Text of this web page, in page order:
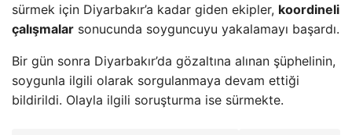
sürmek için Diyarbakır’a kadar giden ekipler, koordineli
çalışmalar sonucunda soyguncuyu yakalamayı başardı.
Bir gün sonra Diyarbakır’da gözaltına alınan şüphelinin,
soygunla ilgili olarak sorgulanmaya devam ettiği
bildirildi. Olayla ilgili soruşturma ise sürmekte.